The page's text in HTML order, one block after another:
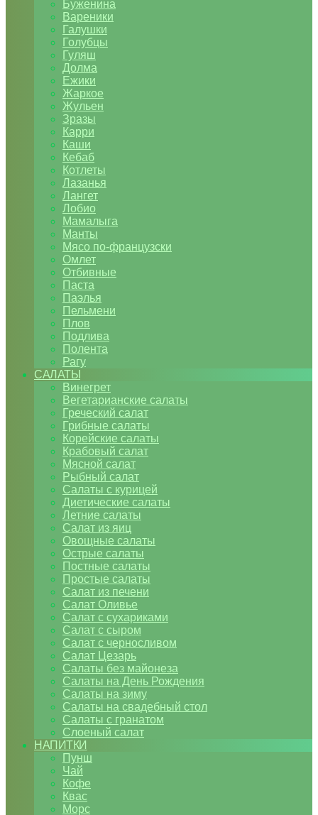
Буженина
Вареники
Галушки
Голубцы
Гуляш
Долма
Ежики
Жаркое
Жульен
Зразы
Карри
Каши
Кебаб
Котлеты
Лазанья
Лангет
Лобио
Мамалыга
Манты
Мясо по-французски
Омлет
Отбивные
Паста
Паэлья
Пельмени
Плов
Подлива
Полента
Рагу
САЛАТЫ
Винегрет
Вегетарианские салаты
Греческий салат
Грибные салаты
Корейские салаты
Крабовый салат
Мясной салат
Рыбный салат
Салаты с курицей
Диетические салаты
Летние салаты
Салат из яиц
Овощные салаты
Острые салаты
Постные салаты
Простые салаты
Салат из печени
Салат Оливье
Салат с сухариками
Салат с сыром
Салат с черносливом
Салат Цезарь
Салаты без майонеза
Салаты на День Рождения
Салаты на зиму
Салаты на свадебный стол
Салаты с гранатом
Слоеный салат
НАПИТКИ
Пунш
Чай
Кофе
Квас
Морс